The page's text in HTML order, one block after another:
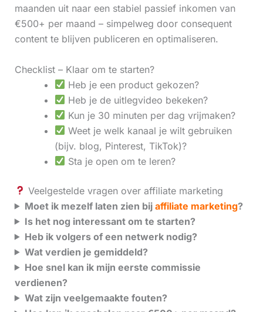
maanden uit naar een stabiel passief inkomen van
€500+ per maand – simpelweg door consequent
content te blijven publiceren en optimaliseren.
Checklist – Klaar om te starten?
Heb je een product gekozen?
Heb je de uitlegvideo bekeken?
Kun je 30 minuten per dag vrijmaken?
Weet je welk kanaal je wilt gebruiken
(bijv. blog, Pinterest, TikTok)?
Sta je open om te leren?
Veelgestelde vragen over affiliate marketing
Moet ik mezelf laten zien bij affiliate marketing?
Is het nog interessant om te starten?
Heb ik volgers of een netwerk nodig?
Wat verdien je gemiddeld?
Hoe snel kan ik mijn eerste commissie
verdienen?
Wat zijn veelgemaakte fouten?